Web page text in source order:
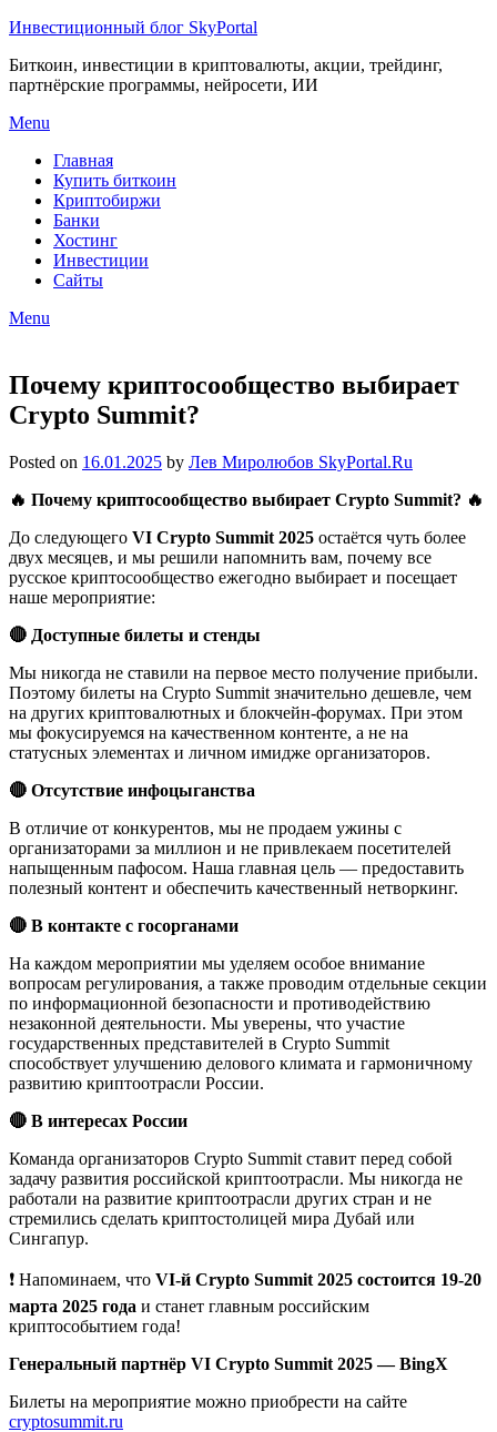
Инвестиционный блог SkyPortal
Биткоин, инвестиции в криптовалюты, акции, трейдинг,
партнёрские программы, нейросети, ИИ
Menu
Главная
Купить биткоин
Криптобиржи
Банки
Хостинг
Инвестиции
Сайты
Menu
Почему криптосообщество выбирает
Crypto Summit?
Posted on 16.01.2025 by Лев Миролюбов SkyPortal.Ru
🔥 Почему криптосообщество выбирает Crypto Summit? 🔥
До следующего VI Crypto Summit 2025 остаётся чуть более
двух месяцев, и мы решили напомнить вам, почему все
русское криптосообщество ежегодно выбирает и посещает
наше мероприятие:
🔴 Доступные билеты и стенды
Мы никогда не ставили на первое место получение прибыли.
Поэтому билеты на Crypto Summit значительно дешевле, чем
на других криптовалютных и блокчейн-форумах. При этом
мы фокусируемся на качественном контенте, а не на
статусных элементах и личном имидже организаторов.
🔴 Отсутствие инфоцыганства
В отличие от конкурентов, мы не продаем ужины с
организаторами за миллион и не привлекаем посетителей
напыщенным пафосом. Наша главная цель — предоставить
полезный контент и обеспечить качественный нетворкинг.
🔴 В контакте с госорганами
На каждом мероприятии мы уделяем особое внимание
вопросам регулирования, а также проводим отдельные секции
по информационной безопасности и противодействию
незаконной деятельности. Мы уверены, что участие
государственных представителей в Crypto Summit
способствует улучшению делового климата и гармоничному
развитию криптоотрасли России.
🔴 В интересах России
Команда организаторов Crypto Summit ставит перед собой
задачу развития российской криптоотрасли. Мы никогда не
работали на развитие криптоотрасли других стран и не
стремились сделать криптостолицей мира Дубай или
Сингапур.
❗️ Напоминаем, что VI-й Crypto Summit 2025 состоится 19-20
марта 2025 года и станет главным российским
криптособытием года!
Генеральный партнёр VI Crypto Summit 2025 — BingX
Билеты на мероприятие можно приобрести на сайте
cryptosummit.ru